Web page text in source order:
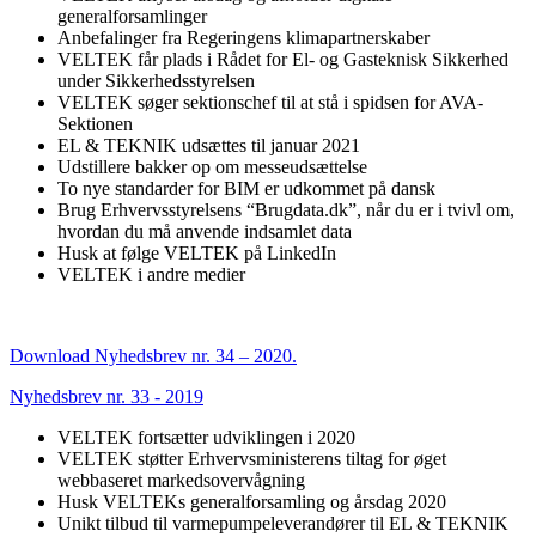
generalforsamlinger
Anbefalinger fra Regeringens klimapartnerskaber
VELTEK får plads i Rådet for El- og Gasteknisk Sikkerhed
under Sikkerhedsstyrelsen
VELTEK søger sektionschef til at stå i spidsen for AVA-
Sektionen
EL & TEKNIK udsættes til januar 2021
Udstillere bakker op om messeudsættelse
To nye standarder for BIM er udkommet på dansk
Brug Erhvervsstyrelsens “Brugdata.dk”, når du er i tvivl om,
hvordan du må anvende indsamlet data
Husk at følge VELTEK på LinkedIn
VELTEK i andre medier
Download Nyhedsbrev nr. 34 – 2020.
Nyhedsbrev nr. 33 - 2019
VELTEK fortsætter udviklingen i 2020
VELTEK støtter Erhvervsministerens tiltag for øget
webbaseret markedsovervågning
Husk VELTEKs generalforsamling og årsdag 2020
Unikt tilbud til varmepumpeleverandører til EL & TEKNIK